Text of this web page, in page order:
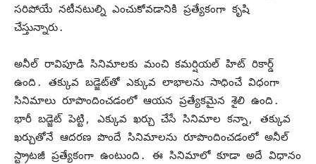
సరిపోయే నటీనటుల్ని ఎంచుకోవడానికి ప్రత్యేకంగా కృషి
చేస్తున్నారు.
అనీల్ రావిపూడి సినిమాలకు మంచి కమర్షియల్ హిట్ రికార్డ్
ఉంది. తక్కువ బడ్జెట్‌తో ఎక్కువ లాభాలను సాధించే విధంగా
సినిమాలు రూపొందించడంలో ఆయన ప్రత్యేకమైన శైలి ఉంది.
భారీ బడ్జెట్ పెట్టి, ఎక్కువ ఖర్చు చేసే సినిమాల కన్నా, తక్కువ
ఖర్చుతోనే ఆదరణ పొందే సినిమాలను రూపొందించడంలో అనీల్
స్ట్రాటజీ ప్రత్యేకంగా ఉంటుంది. ఈ సినిమాలో కూడా అదే విధానం